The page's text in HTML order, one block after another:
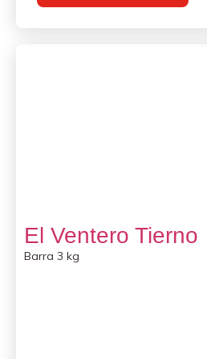
El Ventero Tierno
Barra 3 kg